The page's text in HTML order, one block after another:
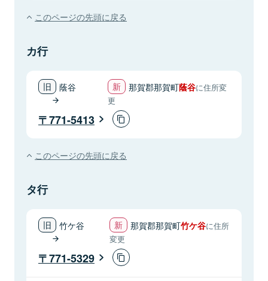
このページの先頭に戻る
カ行
蔭谷 那賀郡那賀町蔭谷に住所変
更
771-5413
このページの先頭に戻る
タ行
竹ケ谷 那賀郡那賀町竹ケ谷に住所
変更
771-5329